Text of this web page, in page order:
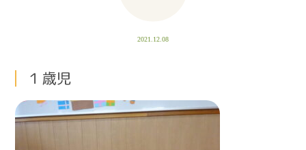
2021.12.08
１歳児